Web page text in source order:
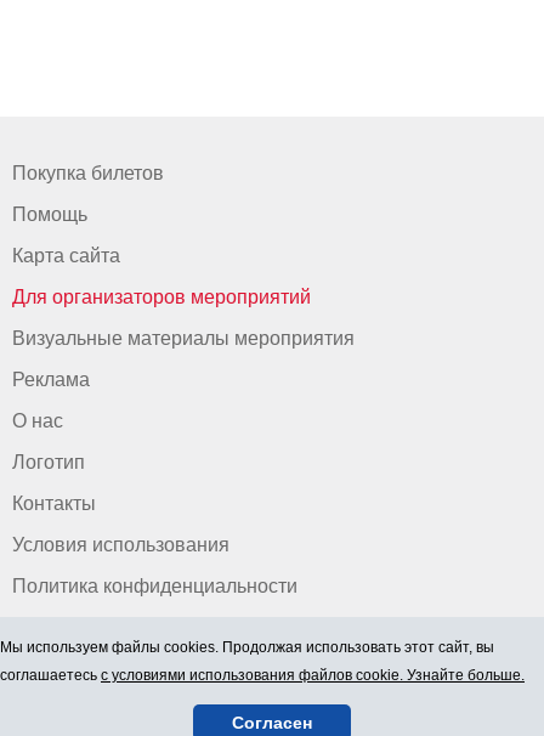
Покупка билетов
Помощь
Карта сайта
Для организаторов мероприятий
Визуальные материалы мероприятия
Реклама
О нас
Логотип
Контакты
Условия использования
Политика конфиденциальности
Мы используем файлы cookies. Продолжая использовать этот сайт, вы
соглашаетесь с условиями использования файлов cookie. Узнайте больше.
Согласен